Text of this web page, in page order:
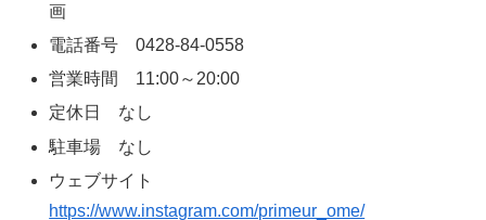
画
電話番号 0428-84-0558
営業時間 11:00～20:00
定休日 なし
駐車場 なし
ウェブサイト
https://www.instagram.com/primeur_ome/